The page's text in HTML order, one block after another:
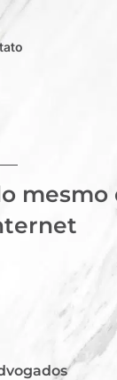
mesmo